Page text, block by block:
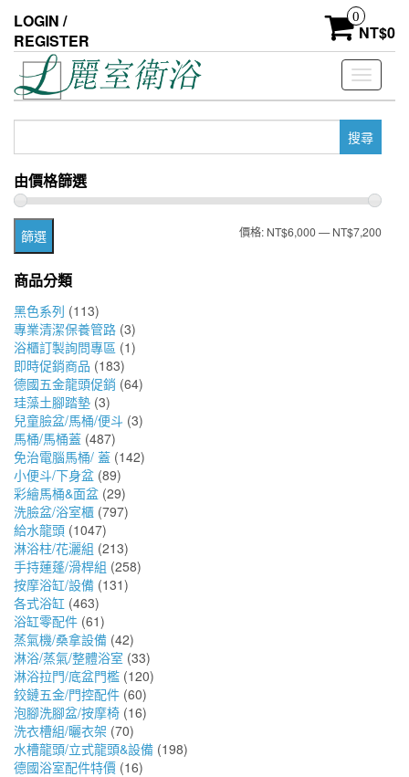
the
content
LOGIN /
REGISTER
0
NT$0
Toggle
鍵
字:
由價格篩選
最最
篩選 價格: NT$6,000—NT$7,200
商品分類
黑色系列 (113)
專業清潔保養管路 (3)
浴櫃訂製詢問專區 (1)
即時促銷商品 (183)
德國五金龍頭促銷 (64)
珪藻土腳踏墊 (3)
兒童臉盆/馬桶/便斗 (3)
馬桶/馬桶蓋 (487)
免治電腦馬桶/ 蓋 (142)
小便斗/下身盆 (89)
彩繪馬桶&面盆 (29)
洗臉盆/浴室櫃 (797)
給水龍頭 (1047)
淋浴柱/花灑組 (213)
手持蓮蓬/滑桿組 (258)
按摩浴缸/設備 (131)
各式浴缸 (463)
浴缸零配件 (61)
蒸氣機/桑拿設備 (42)
淋浴/蒸氣/整體浴室 (33)
淋浴拉門/底盆門檻 (120)
鉸鏈五金/門控配件 (60)
泡腳洗腳盆/按摩椅 (16)
洗衣槽組/曬衣架 (70)
水槽龍頭/立式龍頭&設備 (198)
德國浴室配件特價 (16)